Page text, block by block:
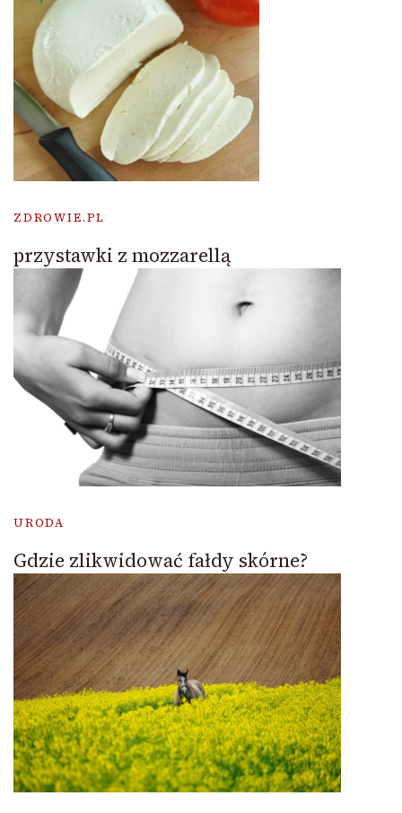
ZDROWIE.PL
przystawki z mozzarellą
URODA
Gdzie zlikwidować fałdy skórne?